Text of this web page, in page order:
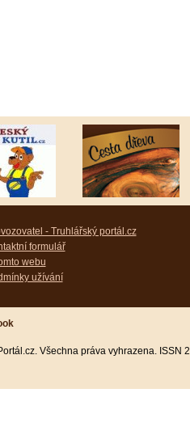
- Truhlářský portál.cz
formulář
webu
užívání
Všechna práva vyhrazena.